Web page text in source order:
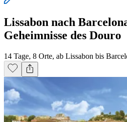
Lissabon nach
Geheimnisse des Douro
14 Tage, 8 Orte, ab Lissabon bis